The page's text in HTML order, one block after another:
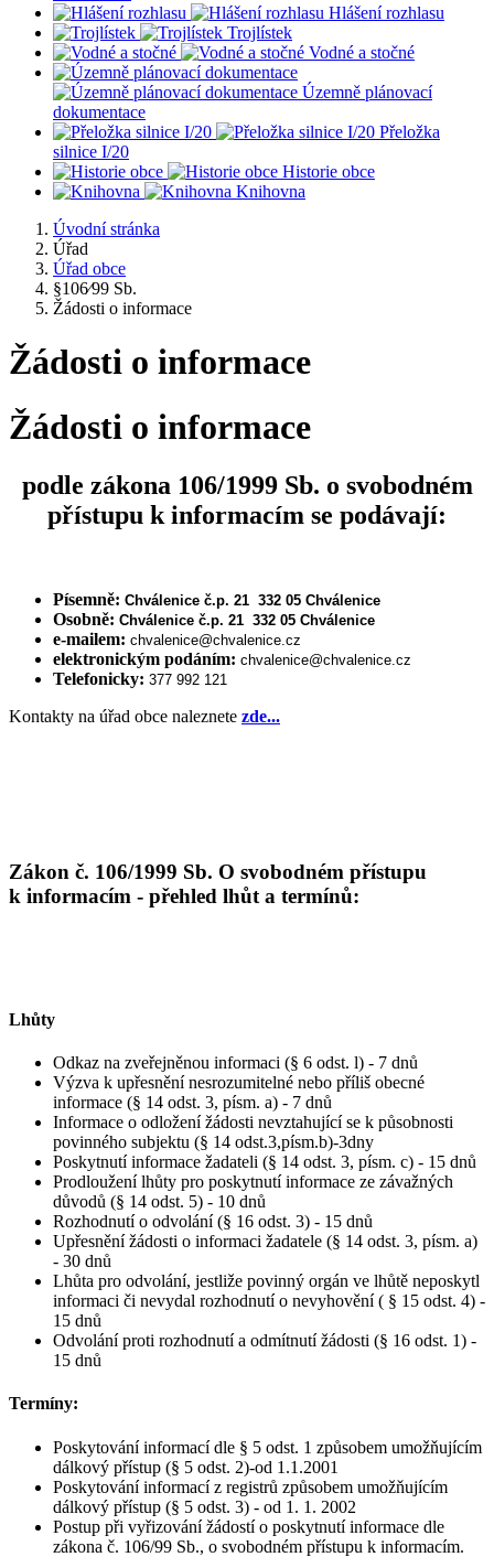
Hlášení rozhlasu
Trojlístek
Vodné a stočné
Územně plánovací
dokumentace
Přeložka
silnice I/20
Historie obce
Knihovna
Úvodní stránka
Úřad
Úřad obce
§106⁄99 Sb.
Žádosti o informace
Žádosti o informace
Žádosti o informace
podle zákona 106/1999 Sb. o svobodném
přístupu k informacím se podávají:
Písemně: Chválenice č.p. 21 332 05 Chválenice
Osobně: Chválenice č.p. 21 332 05 Chválenice
e-mailem: chvalenice@chvalenice.cz
elektronickým podáním: chvalenice@chvalenice.cz
Telefonicky: 377 992 121
Kontakty na úřad obce naleznete zde...
Zákon č. 106/1999 Sb. O svobodném přístupu
k informacím - přehled lhůt a termínů:
Lhůty
Odkaz na zveřejněnou informaci (§ 6 odst. l) - 7 dnů
Výzva k upřesnění nesrozumitelné nebo příliš obecné
informace (§ 14 odst. 3, písm. a) - 7 dnů
Informace o odložení žádosti nevztahující se k působnosti
povinného subjektu (§ 14 odst.3,písm.b)-3dny
Poskytnutí informace žadateli (§ 14 odst. 3, písm. c) - 15 dnů
Prodloužení lhůty pro poskytnutí informace ze závažných
důvodů (§ 14 odst. 5) - 10 dnů
Rozhodnutí o odvolání (§ 16 odst. 3) - 15 dnů
Upřesnění žádosti o informaci žadatele (§ 14 odst. 3, písm. a)
- 30 dnů
Lhůta pro odvolání, jestliže povinný orgán ve lhůtě neposkytl
informaci či nevydal rozhodnutí o nevyhovění ( § 15 odst. 4) -
15 dnů
Odvolání proti rozhodnutí a odmítnutí žádosti (§ 16 odst. 1) -
15 dnů
Termíny:
Poskytování informací dle § 5 odst. 1 způsobem umožňujícím
dálkový přístup (§ 5 odst. 2)-od 1.1.2001
Poskytování informací z registrů způsobem umožňujícím
dálkový přístup (§ 5 odst. 3) - od 1. 1. 2002
Postup při vyřizování žádostí o poskytnutí informace dle
zákona č. 106/99 Sb., o svobodném přístupu k informacím.